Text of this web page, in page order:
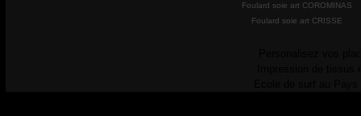
Foulard soie art COROMINAS
Foulard soie art CRISSE